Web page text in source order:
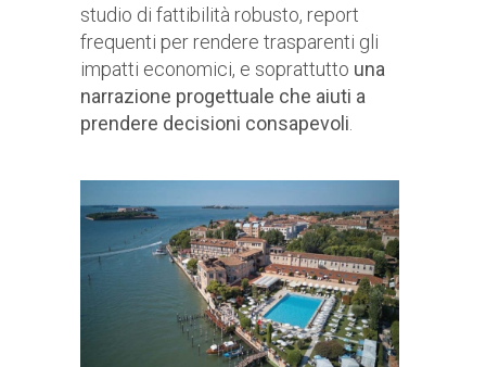
studio di fattibilità robusto, report
frequenti per rendere trasparenti gli
impatti economici, e soprattutto una
narrazione progettuale che aiuti a
prendere decisioni consapevoli